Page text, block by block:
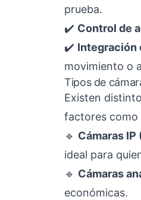
prueba.
✔️ Control de
✔️ Integración
movimiento o
Tipos de
Existen
factores como
🔹 Cámaras
ideal para
🔹 Cámaras
económicas.